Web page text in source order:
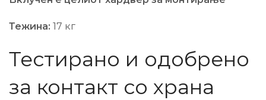
Тежина: 17 кг
Тестирано и одобрено
за контакт со храна